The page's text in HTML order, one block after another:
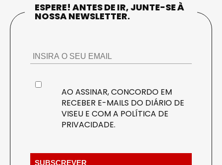
ESPERE! ANTES DE IR, JUNTE-SE À
NOSSA NEWSLETTER.
AO ASSINAR, CONCORDO EM
RECEBER E-MAILS DO DIÁRIO DE
VISEU E COM A POLÍTICA DE
PRIVACIDADE.